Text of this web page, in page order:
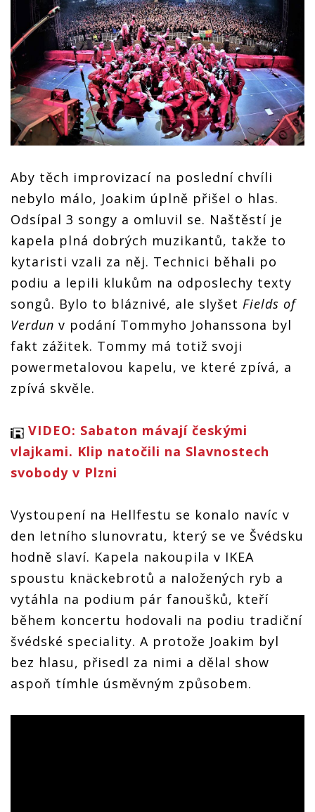
Aby těch improvizací na poslední chvíli
nebylo málo, Joakim úplně přišel o hlas.
Odsípal 3 songy a omluvil se. Naštěstí je
kapela plná dobrých muzikantů, takže to
kytaristi vzali za něj. Technici běhali po
podiu a lepili klukům na odposlechy texty
songů. Bylo to bláznivé, ale slyšet Fields of
Verdun v podání Tommyho Johanssona byl
fakt zážitek. Tommy má totiž svoji
powermetalovou kapelu, ve které zpívá, a
zpívá skvěle.
VIDEO: Sabaton mávají českými
vlajkami. Klip natočili na Slavnostech
svobody v Plzni
Vystoupení na Hellfestu se konalo navíc v
den letního slunovratu, který se ve Švédsku
hodně slaví. Kapela nakoupila v IKEA
spoustu knäckebrotů a naložených ryb a
vytáhla na podium pár fanoušků, kteří
během koncertu hodovali na podiu tradiční
švédské speciality. A protože Joakim byl
bez hlasu, přisedl za nimi a dělal show
aspoň tímhle úsměvným způsobem.